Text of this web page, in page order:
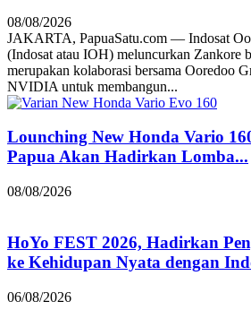
08/08/2026
JAKARTA, PapuaSatu.com — Indosat
(Indosat atau IOH) meluncurkan Zankore
merupakan kolaborasi bersama Ooredoo
NVIDIA untuk membangun...
Lounching New Honda Vario
Papua Akan Hadirkan Lomba...
08/08/2026
HoYo FEST 2026, Hadirkan
ke Kehidupan Nyata dengan
06/08/2026